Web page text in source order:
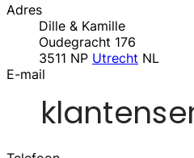
Adres
Dille & Kamille
Oudegracht 176
3511 NP Utrecht NL
E-mail